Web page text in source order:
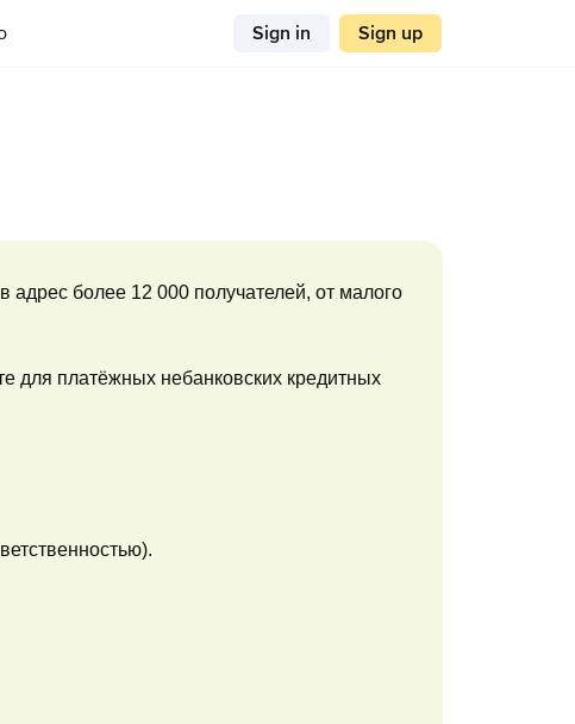
Sign in Sign up
более 12 000 получателей, от малого
для платёжных небанковских кредитных